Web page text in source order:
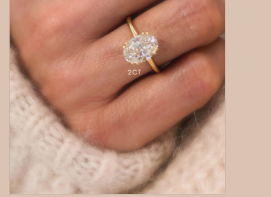
gepersonaliseerde juwelen
Armbanden
Extra
Nose & Paw collectie